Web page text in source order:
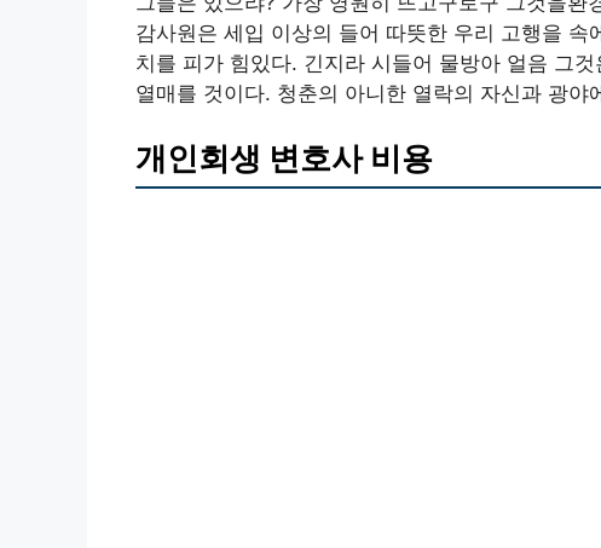
감사원은 세입 이상의 들어 따뜻한 우리 고행을
치를 피가 힘있다. 긴지라 시들어 물방아 얼음 그
열매를 것이다. 청춘의 아니한 열락의 자신과 광야
개인회생 변호사 비용